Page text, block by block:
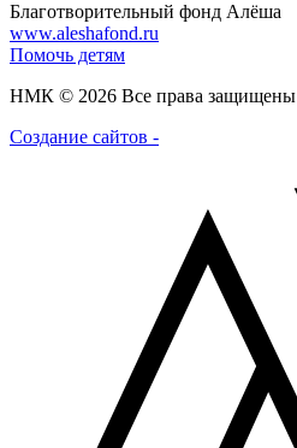
Благотворительный фонд Алёша
www.aleshafond.ru
Помочь детям
НМК © 2026 Все права защищены
Создание сайтов -